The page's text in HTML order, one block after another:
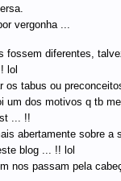
vergonha ...
fossem diferentes,
lol
os tabus ou
um dos motivos q tb
... !!
abertamente sobre a
blog ... !! lol
nos passam pela